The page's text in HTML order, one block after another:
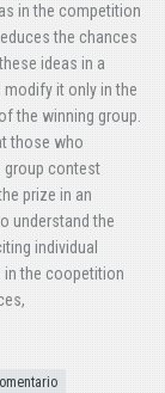
in the competition
the chances
ideas in a
modify it only in the
the winning group.
those who
group contest
prize in an
understand the
individual
the coopetition